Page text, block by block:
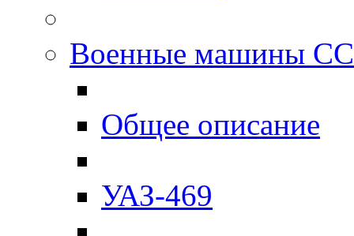
Военные машины
Общее описание
УАЗ-469